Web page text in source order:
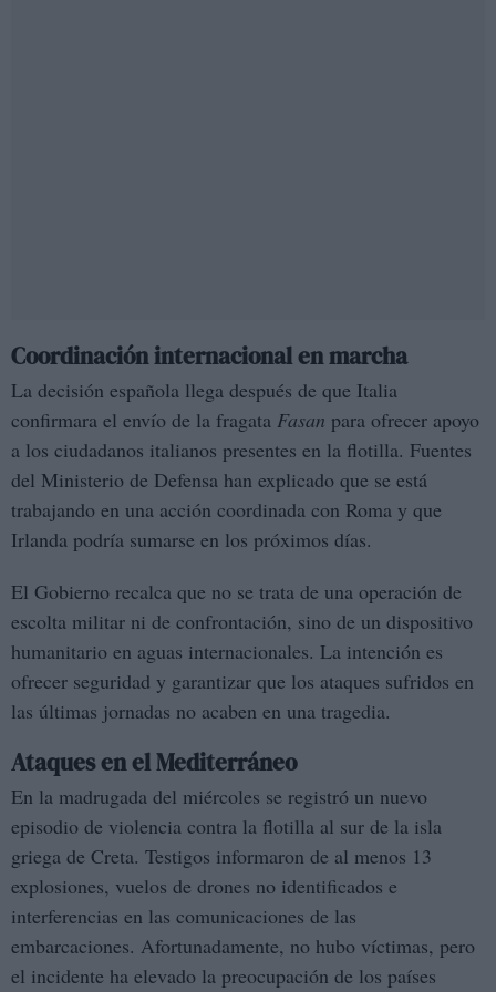
Coordinación internacional en marcha
La decisión española llega después de que Italia
confirmara el envío de la fragata Fasan para ofrecer apoyo
a los ciudadanos italianos presentes en la flotilla. Fuentes
del Ministerio de Defensa han explicado que se está
trabajando en una acción coordinada con Roma y que
Irlanda podría sumarse en los próximos días.
El Gobierno recalca que no se trata de una operación de
escolta militar ni de confrontación, sino de un dispositivo
humanitario en aguas internacionales. La intención es
ofrecer seguridad y garantizar que los ataques sufridos en
las últimas jornadas no acaben en una tragedia.
Ataques en el Mediterráneo
En la madrugada del miércoles se registró un nuevo
episodio de violencia contra la flotilla al sur de la isla
griega de Creta. Testigos informaron de al menos 13
explosiones, vuelos de drones no identificados e
interferencias en las comunicaciones de las
embarcaciones. Afortunadamente, no hubo víctimas, pero
el incidente ha elevado la preocupación de los países